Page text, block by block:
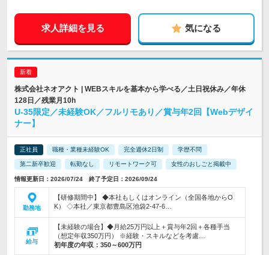
求人詳細を見る 気になる
株式会社ネオアクト | WEBスキルを基本から学べる／土日祝休み／年休
128日／残業月10h
U-35限定／未経験OK／フルリモあり／賞与年2回【Webデザイ
ナー】
正社員 職種・業種未経験OK 完全週休2日制 学歴不問
第二新卒歓迎 転勤なし リモートワーク可 女性のおしごと掲載中
情報更新日：2026/07/24 終了予定日：2026/09/24
勤務地
【研修期間中】 ◆本社もしくはオンライン（全国各地からO
K） ◇本社／東京都豊島区池袋2-47-6…
給与
【未経験の場合】◆月給25万円以上＋賞与年2回＋各種手当
（想定年収350万円） ※経験・スキルなどを考慮…
初年度の年収： 350～600万円